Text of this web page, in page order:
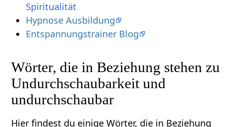
Spiritualität
Hypnose Ausbildung
Entspannungstrainer Blog
Wörter, die in Beziehung stehen zu
Undurchschaubarkeit und
undurchschaubar
Hier findest du einige Wörter, die in Beziehung